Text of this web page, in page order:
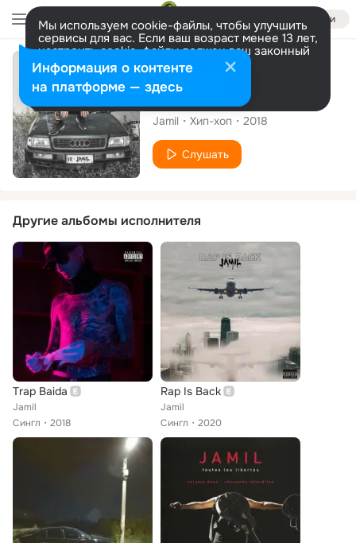
Войти
Мы используем cookie-файлы, чтобы улучшить
сервисы для вас. Если ваш возраст менее 13 лет,
настроить cookie-файлы должен ваш законный
представитель. Больше информации
Разрешить все Настроить
Сингл
Ko
Jamil Хип-хоп 2018
Слушать
Другие альбомы исполнителя
Trap Baida
Jamil
Сингл
2018
Rap Is Back
Jamil
Сингл
2020
Информация о контенте
на платформе — здесь